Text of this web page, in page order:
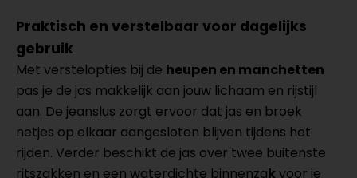
Praktisch en verstelbaar voor dagelijks
gebruik
Met verstelopties bij de heupen en manchetten
pas je de jas makkelijk aan jouw lichaam en rijstijl
aan. De jeanslus zorgt ervoor dat jas en broek
netjes op elkaar aangesloten blijven tijdens het
rijden. Verder beschikt de jas over twee buitenste
ritszakken en een waterdichte binnenzakvoor je